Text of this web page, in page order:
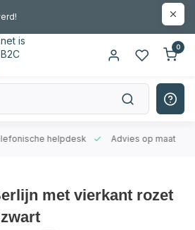
0
helpdesk Advies op maat
met vierkant rozet